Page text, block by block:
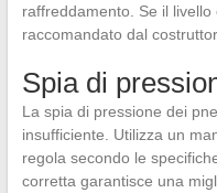
raffreddamento. Se il
raccomandato dal
Spia di
La spia di pressione dei
insufficiente. Utilizza un
regola secondo le
corretta garantisce una